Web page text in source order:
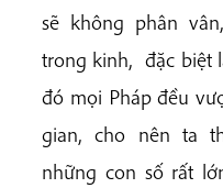
sẽ không phân
trong kinh, đặc biệt
đó mọi Pháp đều
gian, cho nên ta
những con số rất